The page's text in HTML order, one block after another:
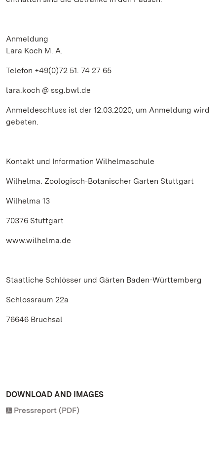
Anmeldung
Lara Koch M. A.
Telefon +49(0)72 51. 74 27 65
lara.koch @ ssg.bwl.de
Anmeldeschluss ist der 12.03.2020, um Anmeldung wird
gebeten.
Kontakt und Information Wilhelmaschule
Wilhelma. Zoologisch-Botanischer Garten Stuttgart
Wilhelma 13
70376 Stuttgart
www.wilhelma.de
Staatliche Schlösser und Gärten Baden-Württemberg
Schlossraum 22a
76646 Bruchsal
DOWNLOAD AND IMAGES
Pressreport (PDF)